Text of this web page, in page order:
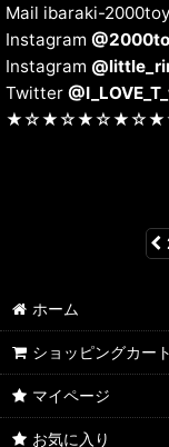
Mail ibaraki-
Instagram
Instagram
Twitter
ホーム
ショッピングカート
マイページ
お気に入り